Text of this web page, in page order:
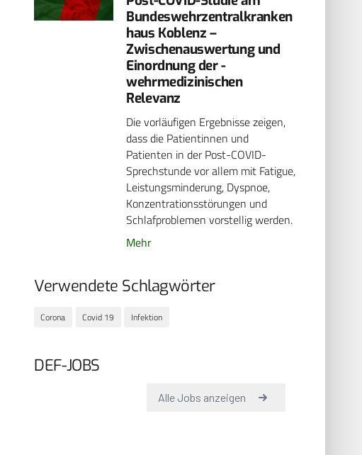
Bundeswehrzentralkranken
haus ­Koblenz –
Zwischenauswertung und
Einordnung der ­
wehrmedizinischen
Relevanz
Die vorläufigen Ergebnisse zeigen,
dass die Patientinnen und
Patienten in der Post-COVID-
Sprechstunde vor allem mit Fatigue,
Leistungsminderung, Dyspnoe,
Konzentrationsstörungen und
Schlafproblemen vorstellig werden.
Mehr
Verwendete Schlagwörter
Corona Covid 19 Infektion
DEF-JOBS